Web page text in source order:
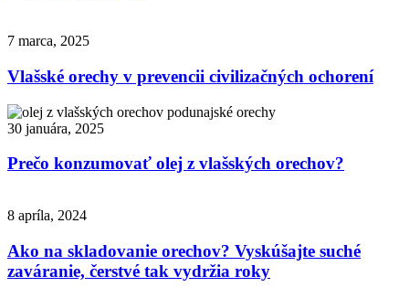
7 marca, 2025
Vlašské orechy v prevencii civilizačných ochorení
30 januára, 2025
Prečo konzumovať olej z vlašských orechov?
8 apríla, 2024
Ako na skladovanie orechov? Vyskúšajte suché
zaváranie, čerstvé tak vydržia roky